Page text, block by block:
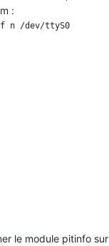
:
~\FFpXFFt`L

                                                                                                                                                                       L|xJDJD
                                                                                                                                                                         $HUDJR $R"BE$F"&$j$F&$',f<F<F,F,F<F<F,F,F,F(f8F8F(FJ
                                           .&.G`fN f<*fG~,F
                                                            fF`XFp#4P#|z~IpJD
                                                                           L(x*E*BJ
                                                                                   J%F&$j$F&$',<F<F,F,F,F(f8F(FJ
                                                                                                                g8`fN~\(N
                                                                                                                         *fG~-F
                                                                                                                               P,|#$Fp#A@#A@
                                                                                                                                            L|IpJD

                                                                                                                                                "E E*E$`
                                                                                                                                                        J`JJJtGfb%F&$j$F&$,f<F<FlF,F<F<F,F,F,F(f8F8F(FJ|
                      CG}9D(\bFtX(F
                                   *fXV}#Mp#$Fp#A@ A@
                                                     L|p


                                                     ( D "E ER*fJpJJJJJJJJGfb%F&$j$F&$,f<F<F,F,F<F<F,F,F,F(f8F8F(F((J|cCzFg{9\D(XfNtH(LF|@(F(cF}#@F@#A
                                                                                                                                                       A@ A@
                                                                                                                                                            L|Ip
le module pitinfo